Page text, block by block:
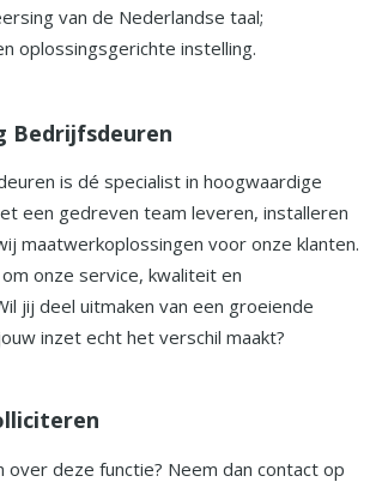
van de Nederlandse taal;
oplossingsgerichte instelling.
Bedrijfsdeuren
is dé specialist in hoogwaardige
een gedreven team leveren, installeren
maatwerkoplossingen voor onze klanten.
onze service, kwaliteit en
jij deel uitmaken van een groeiende
inzet echt het verschil maakt?
over deze functie? Neem dan contact op